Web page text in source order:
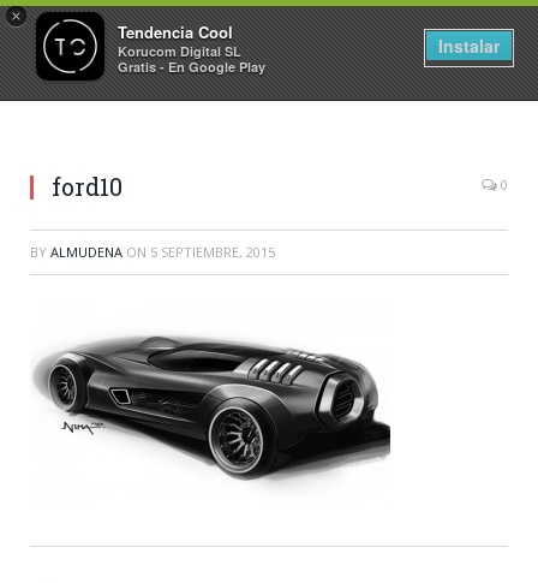
×
Tendencia Cool
Korucom Digital SL
Gratis - En Google Play
Instalar
ford10 0
BY ALMUDENA ON 5 SEPTIEMBRE, 2015